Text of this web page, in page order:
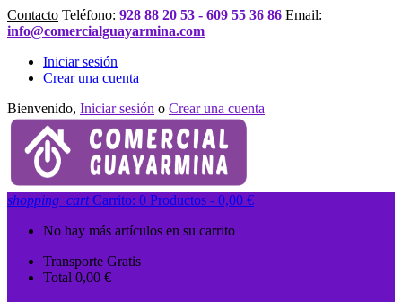
Contacto Teléfono: 928 88 20 53 - 609 55 36 86 Email:
info@comercialguayarmina.com
Iniciar sesión
Crear una cuenta
Bienvenido, Iniciar sesión o Crear una cuenta
shopping_cart Carrito: 0 Productos - 0,00 €
No hay más artículos en su carrito
Transporte Gratis
Total 0,00 €